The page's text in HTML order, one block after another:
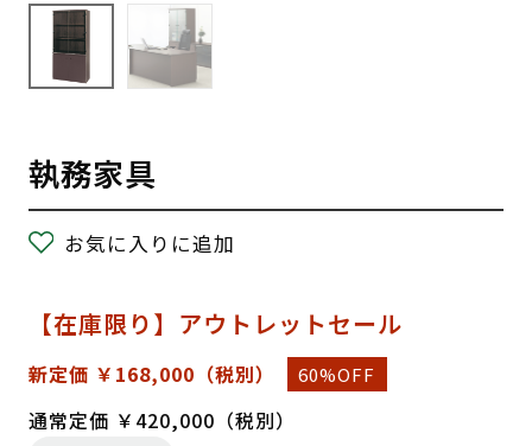
執務家具
お気に入りに追加
【在庫限り】アウトレットセール
新定価 ￥168,000 （税別） 60%OFF
通常定価 ￥420,000（税別）